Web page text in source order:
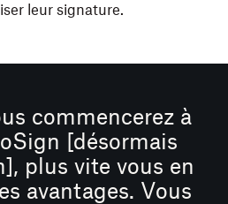
leur signature.
commencerez à
[désormais
plus vite vous en
avantages. Vous